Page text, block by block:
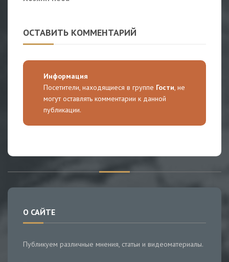
ОСТАВИТЬ КОММЕНТАРИЙ
Информация
Посетители, находящиеся в группе Гости, не
могут оставлять комментарии к данной
публикации.
О САЙТЕ
Публикуем различные мнения, статьи и видеоматериалы.